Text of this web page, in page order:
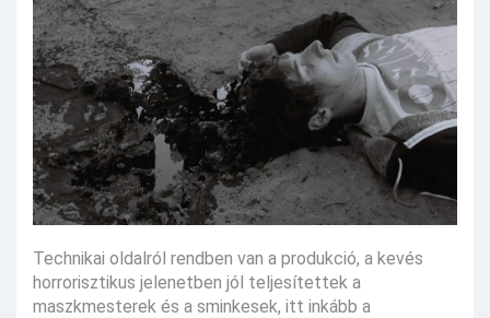
Technikai oldalról rendben van a produkció, a kevés
horrorisztikus jelenetben jól teljesítettek a
maszkmesterek és a sminkesek, itt inkább a